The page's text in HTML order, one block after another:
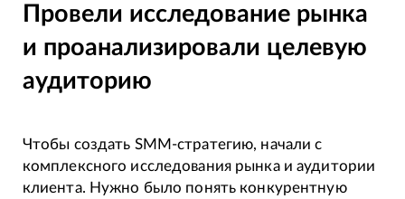
Провели исследование рынка
и проанализировали целевую
аудиторию
Чтобы создать SMM-стратегию, начали с
комплексного исследования рынка и аудитории
клиента. Нужно было понять конкурентную